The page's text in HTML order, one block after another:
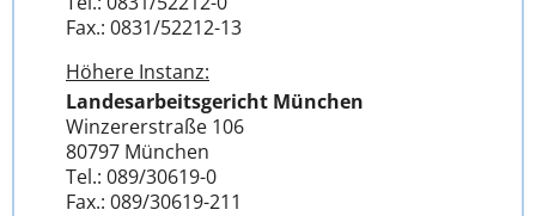
Fax.: 0831/52212-13
Höhere Instanz:
Landesarbeitsgericht München
Winzererstraße 106
80797 München
Tel.: 089/30619-0
Fax.: 089/30619-211